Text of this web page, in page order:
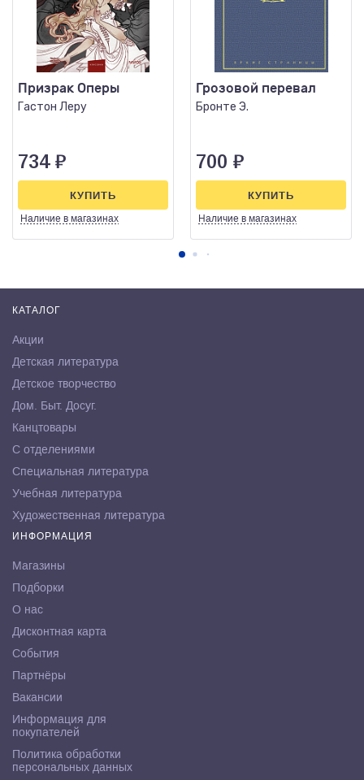
Призрак Оперы
Гастон Леру
734 ₽
Наличие в магазинах
КУПИТЬ
Грозовой перевал
Бронте Э.
700 ₽
Наличие в магазинах
КУПИТЬ
КАТАЛОГ
Акции
Детская литература
Детское творчество
Дом. Быт. Досуг.
Канцтовары
С отделениями
Специальная литература
Учебная литература
Художественная литература
ИНФОРМАЦИЯ
Магазины
Подборки
О нас
Дисконтная карта
События
Партнёры
Вакансии
Информация для
покупателей
Политика обработки
персональных данных